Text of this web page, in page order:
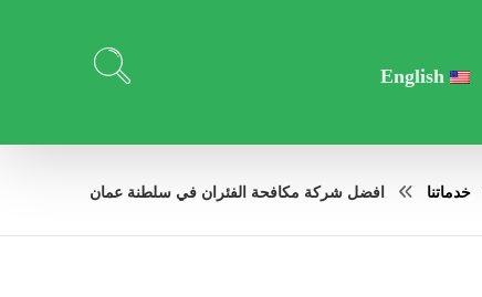
English
خدماتنا افضل شركة مكافحة الفئران في سلطنة عمان